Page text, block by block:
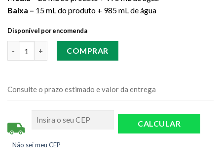
Baixa – 15 mL do produto + 985 mL de água
Disponível por encomenda
COMPRAR
Consulte o prazo estimado e valor da entrega
Não sei meu CEP